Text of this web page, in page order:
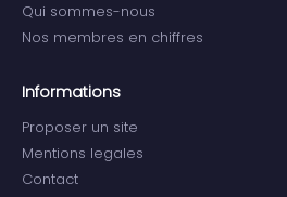
Qui sommes-nous
Nos membres en chiffres
Informations
Proposer un site
Mentions legales
Contact